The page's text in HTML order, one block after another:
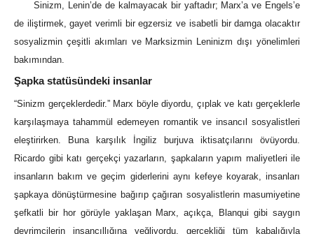
Sinizm, Lenin’de de kalmayacak bir yaftadır; Marx’a ve Engels’e
de iliştirmek, gayet verimli bir egzersiz ve isabetli bir damga olacaktır
sosyalizmin çeşitli akımları ve Marksizmin Leninizm dışı yönelimleri
bakımından.
Şapka statüsündeki insanlar
“Sinizm gerçeklerdedir.” Marx böyle diyordu, çıplak ve katı gerçeklerle
karşılaşmaya tahammül edemeyen romantik ve insancıl sosyalistleri
eleştirirken. Buna karşılık İngiliz burjuva iktisatçılarını övüyordu.
Ricardo gibi katı gerçekçi yazarların, şapkaların yapım maliyetleri ile
insanların bakım ve geçim giderlerini aynı kefeye koyarak, insanları
şapkaya dönüştürmesine bağırıp çağıran sosyalistlerin masumiyetine
şefkatli bir hor görüyle yaklaşan Marx, açıkça, Blanqui gibi saygın
devrimcilerin insancıllığına yeğliyordu, gerçekliği tüm kabalığıyla